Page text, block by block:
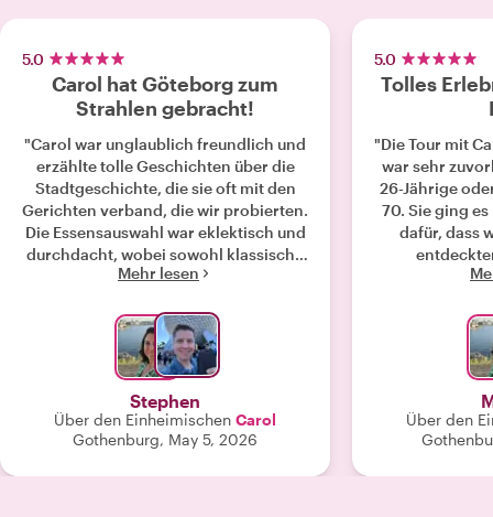
5.0
Carol hat Göteborg zum
Strahlen gebracht!
"Carol war unglaublich freundlich und
erzählte tolle Geschichten über die
Stadtgeschichte, die sie oft mit den
Gerichten verband, die wir probierten.
Die Essensauswahl war eklektisch und
durchdacht, wobei sowohl klassische
Grundnahrungsmittel als auch
die Einheimischen zu Hause genießen.
Es war ein sehr denkwürdiges
Erlebnis, das mir das Gefühl gab,
Göteborg wirklich näher zu sein.
Tusen tack Carol!"
Mehr lesen
Stephen
Über den Einheimischen Carol
Gothenburg, May 5, 2026
5.0
Tolles
"Die Tour mit
war sehr
26-Jährige
70. Sie ging
dafür, dass
Reiseroute,
Großmutter
lassen. Sie
Stadt
Geschichte.
Tolle
Über den